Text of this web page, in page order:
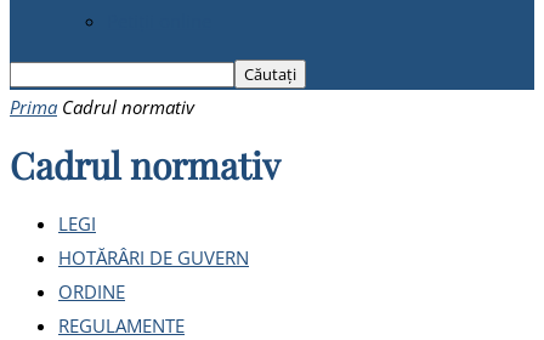
Prima Cadrul normativ
Cadrul normativ
LEGI
HOTĂRÂRI DE GUVERN
ORDINE
REGULAMENTE